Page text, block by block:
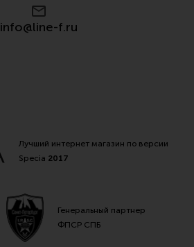
info@line-f.ru
Лучший интернет магазин по версии
Specia 2017
Генеральный партнер
ФПСР СПБ